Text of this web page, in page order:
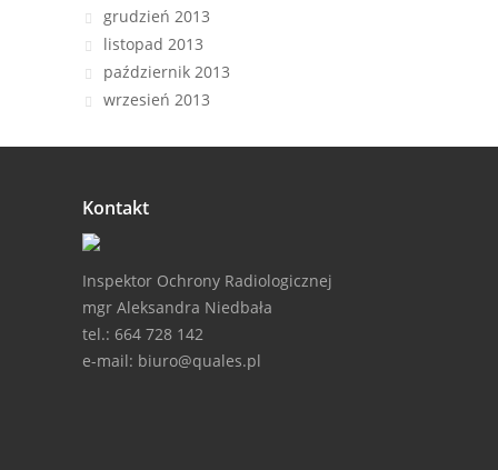
grudzień 2013
listopad 2013
październik 2013
wrzesień 2013
Kontakt
Inspektor Ochrony Radiologicznej
mgr Aleksandra Niedbała
tel.: 664 728 142
e-mail: biuro@quales.pl